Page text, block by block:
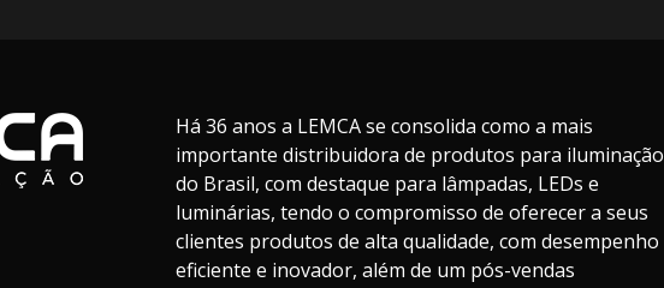
Há 36 anos a LEMCA se consolida como a mais
importante distribuidora de produtos para iluminação
do Brasil, com destaque para lâmpadas, LEDs e
luminárias, tendo o compromisso de oferecer a seus
clientes produtos de alta qualidade, com desempenho
eficiente e inovador, além de um pós-vendas